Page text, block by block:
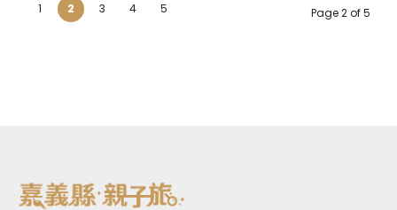
1 2 3 4 5 Page 2 of 5